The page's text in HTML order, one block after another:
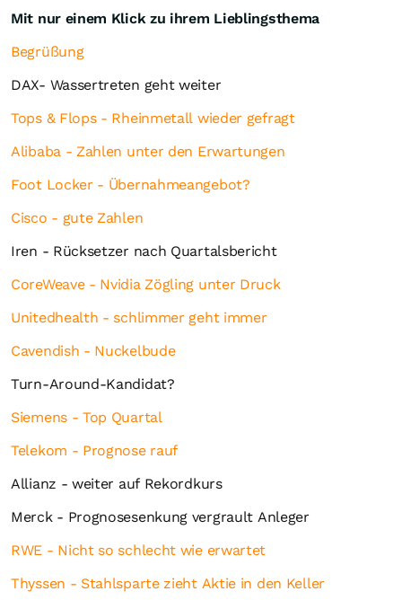
Mit nur einem Klick zu ihrem Lieblingsthema
Begrüßung
DAX- Wassertreten geht weiter
Tops & Flops - Rheinmetall wieder gefragt
Alibaba - Zahlen unter den Erwartungen
Foot Locker - Übernahmeangebot?
Cisco - gute Zahlen
Iren - Rücksetzer nach Quartalsbericht
CoreWeave - Nvidia Zögling unter Druck
Unitedhealth - schlimmer geht immer
Cavendish - Nuckelbude
Turn-Around-Kandidat?
Siemens - Top Quartal
Telekom - Prognose rauf
Allianz - weiter auf Rekordkurs
Merck - Prognosesenkung vergrault Anleger
RWE - Nicht so schlecht wie erwartet
Thyssen - Stahlsparte zieht Aktie in den Keller